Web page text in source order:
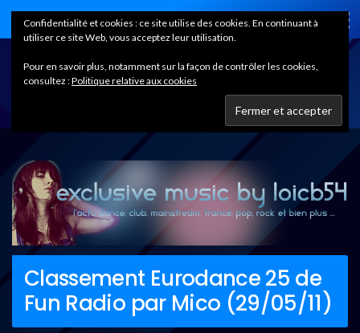
Home
Classement Eurodance 25 de
Fun Radio par Mico (29/05/11)
Confidentialité et cookies : ce site utilise des cookies. En continuant à
utiliser ce site Web, vous acceptez leur utilisation.
Pour en savoir plus, notamment sur la façon de contrôler les cookies,
consultez :Politique relative aux cookies